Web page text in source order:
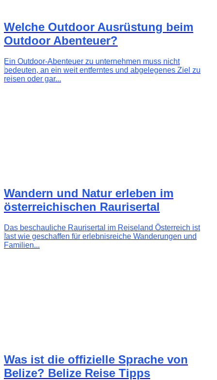
Welche Outdoor Ausrüstung beim
Outdoor Abenteuer?
Ein Outdoor-Abenteuer zu unternehmen muss nicht
bedeuten, an ein weit entferntes und abgelegenes Ziel zu
reisen oder gar...
Wandern und Natur erleben im
österreichischen Raurisertal
Das beschauliche Raurisertal im Reiseland Österreich ist
fast wie geschaffen für erlebnisreiche Wanderungen und
Familien...
Was ist die offizielle Sprache von
Belize? Belize Reise Tipps